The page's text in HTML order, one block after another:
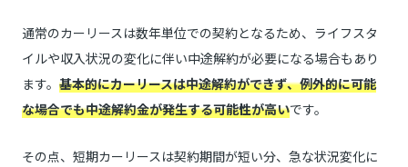
通常のカーリースは数年単位での契約となるため、ライフスタ
イルや収入状況の変化に伴い中途解約が必要になる場合もあり
ます。 基本的にカーリースは中途解約ができず、例外的に可能
な場合でも中途解約金が発生する可能性が高いです。
その点、短期カーリースは契約期間が短い分、急な状況変化に